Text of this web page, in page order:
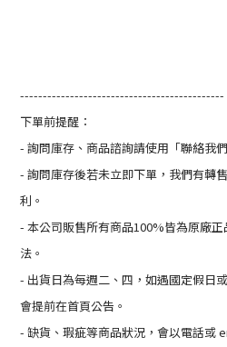
---------------------------------------------
下單前提醒：
- 詢問庫存、商品諮詢請使用「聯絡我
- 詢問庫存後若未立即下單，我們有轉
利。
- 本公司販售所有商品100%皆為原廠
法。
- 出貨日為每週二、四，如遇國定假日
會提前在首頁公告。
- 缺貨、瑕疵等商品狀況，會以電話或